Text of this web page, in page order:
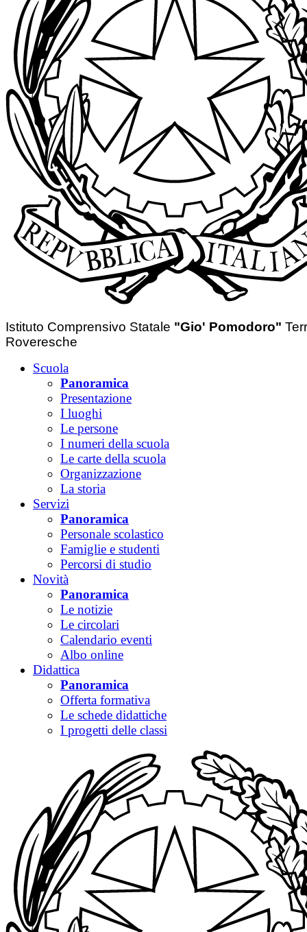
Istituto Comprensivo Statale "Gio' Pomodoro"
Roveresche
Scuola
Panoramica
Presentazione
I luoghi
Le persone
I numeri della scuola
Le carte della scuola
Organizzazione
La storia
Servizi
Panoramica
Personale scolastico
Famiglie e studenti
Percorsi di studio
Novità
Panoramica
Le notizie
Le circolari
Calendario eventi
Albo online
Didattica
Panoramica
Offerta formativa
Le schede didattiche
I progetti delle classi